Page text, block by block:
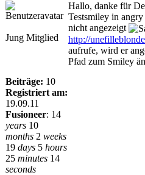
Jung Mitglied
Beiträge: 10
Registriert am:
19.09.11
Fusioneer: 14
years 10
months 2 weeks
19 days 5 hours
25 minutes 14
seconds
Hallo, danke für
Testsmiley in
nicht angezeigt
http://
aufrufe, wird er
Pfad zum Smiley